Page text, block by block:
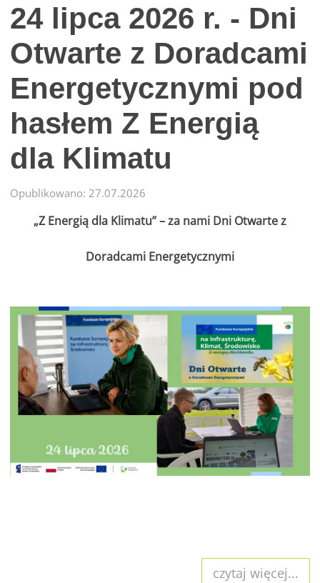
24 lipca 2026 r. - Dni
Otwarte z Doradcami
Energetycznymi pod
hasłem Z Energią
dla Klimatu
Opublikowano: 27.07.2026
„Z Energią dla Klimatu” – za nami Dni Otwarte z
Doradcami Energetycznymi
czytaj więcej...